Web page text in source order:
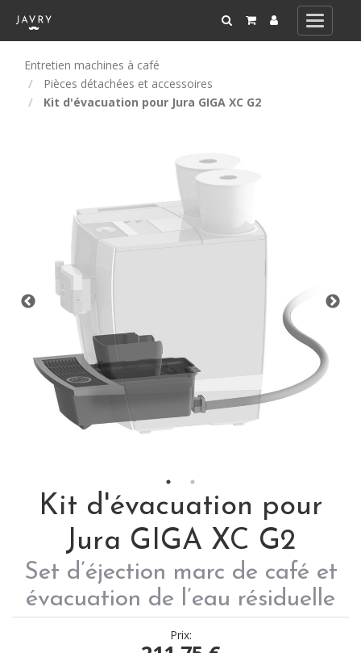
Toggle
Entretien machines à café
Pièces détachées et accessoires
Kit d'évacuation pour Jura GIGA XC G2
Kit d'évacuation pour
Jura GIGA XC G2
Set d’éjection marc de café et
évacuation de l’eau résiduelle
Prix: